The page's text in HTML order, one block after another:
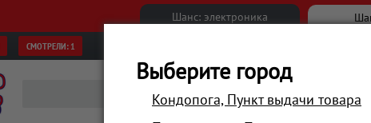
Шанс: электроника
СМОТРЕЛИ: 1
Выберите город
Кондопога, Пункт выдачи товара